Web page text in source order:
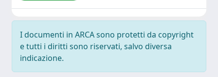
I documenti in ARCA sono protetti da copyright
e tutti i diritti sono riservati, salvo diversa
indicazione.